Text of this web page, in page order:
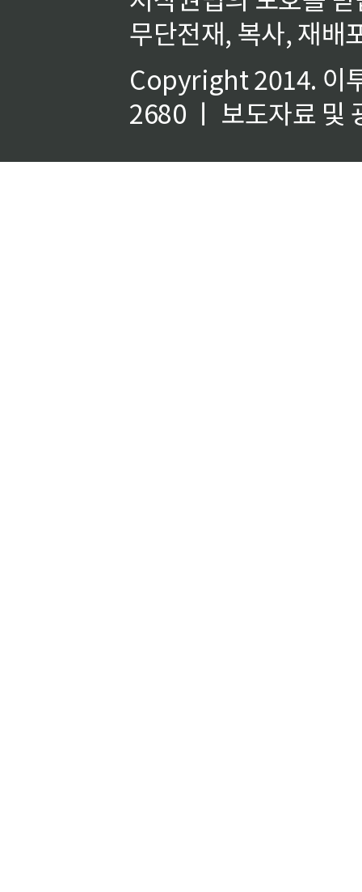
무단전재, 복사, 재배
Copyright 2014. 이
2680 ㅣ 보도자료